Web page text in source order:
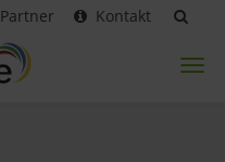
Partner Kontakt